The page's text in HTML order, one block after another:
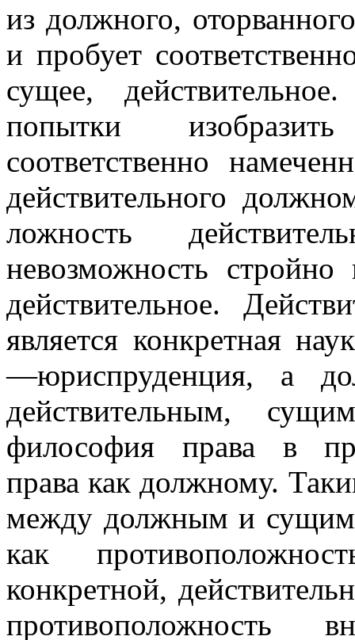
из должного,
и пробует
сущее,
попытки
соответственно
действительного
ложность
невозможность
действительное.
является конкретная
—юриспруденция, а
действительным,
философия права в
права как должному.
между должным и сущим,
как
конкретной,
противоположность